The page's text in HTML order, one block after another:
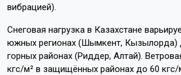
вибрацией).
Снеговая нагрузка в Казахстане
южных регионах (Шымкент, Кызылорда)
горных районах (Риддер, Алтай).
кгс/м² в защищённых районах до 60